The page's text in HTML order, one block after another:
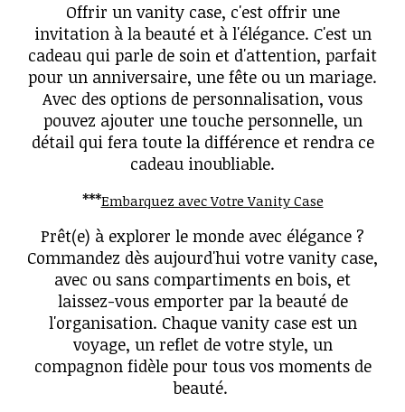
Offrir un vanity case, c'est offrir une
invitation à la beauté et à l'élégance. C'est un
cadeau qui parle de soin et d'attention, parfait
pour un anniversaire, une fête ou un mariage.
Avec des options de personnalisation, vous
pouvez ajouter une touche personnelle, un
détail qui fera toute la différence et rendra ce
cadeau inoubliable.
***Embarquez avec Votre Vanity Case
Prêt(e) à explorer le monde avec élégance ?
Commandez dès aujourd'hui votre vanity case,
avec ou sans compartiments en bois, et
laissez-vous emporter par la beauté de
l'organisation. Chaque vanity case est un
voyage, un reflet de votre style, un
compagnon fidèle pour tous vos moments de
beauté.